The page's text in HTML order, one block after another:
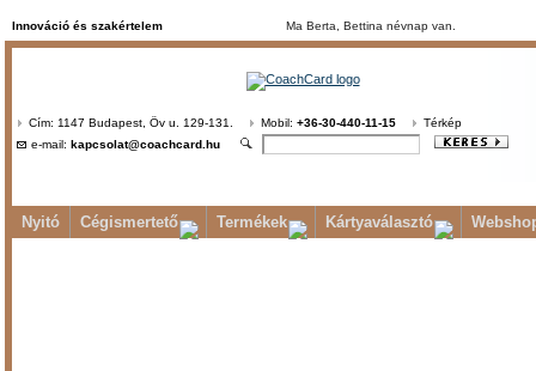
Innováció és szakértelem Ma Berta, Bettina névnap van.
Cím: 1147 Budapest, Öv u. 129-131. Mobil: +36-30-440-11-15
Térkép
e-mail: kapcsolat@coachcard.hu
Nyitó Cégismertető Termékek Kártyaválasztó